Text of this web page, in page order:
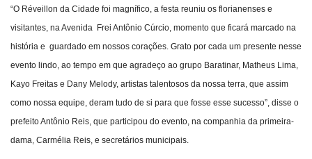
“O Réveillon da Cidade foi magnífico, a festa reuniu os florianenses e
visitantes, na Avenida Frei Antônio Cúrcio, momento que ficará marcado na
história e guardado em nossos corações. Grato por cada um presente nesse
evento lindo, ao tempo em que agradeço ao grupo Baratinar, Matheus Lima,
Kayo Freitas e Dany Melody, artistas talentosos da nossa terra, que assim
como nossa equipe, deram tudo de si para que fosse esse sucesso”, disse o
prefeito Antônio Reis, que participou do evento, na companhia da primeira-
dama, Carmélia Reis, e secretários municipais.